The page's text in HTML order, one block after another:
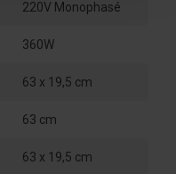
220V Monophasé
360W
63 x 19,5 cm
63 cm
63 x 19,5 cm